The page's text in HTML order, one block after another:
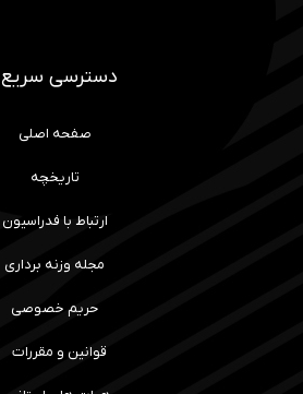
دسترسی سریع
صفحه اصلی
تاریخچه
ارتباط با فدراسیون
مجله وزنه برداری
حریم خصوصی
قوانین و مقررات